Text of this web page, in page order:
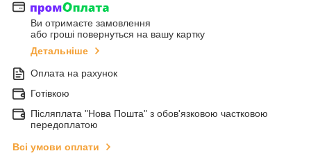
Ви отримаєте замовлення
або гроші повернуться на вашу картку
Детальніше
Оплата на рахунок
Готівкою
Післяплата "Нова Пошта" з обов'язковою частковою
передоплатою
Всі умови оплати